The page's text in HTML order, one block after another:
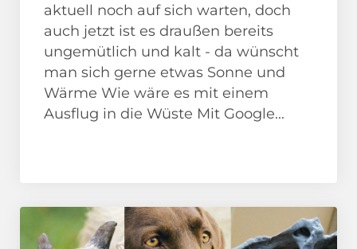
aktuell noch auf sich warten, doch
auch jetzt ist es draußen bereits
ungemütlich und kalt - da wünscht
man sich gerne etwas Sonne und
Wärme Wie wäre es mit einem
Ausflug in die Wüste Mit Google...